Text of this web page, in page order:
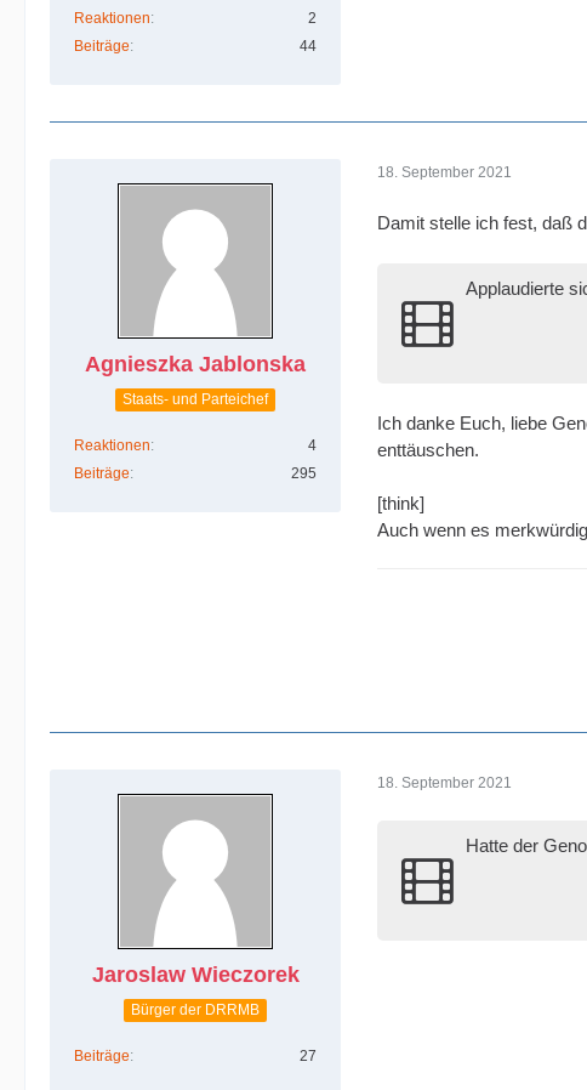
Reaktionen
2
Beiträge
44
Agnieszka Jablonska
Staats- und Parteichef
Reaktionen
4
Beiträge
295
18. September 2021
Damit stelle ich fest, daß
Applaudierte
Ich danke Euch, liebe
enttäuschen.
[think]
Auch wenn es
Jaroslaw Wieczorek
Bürger der DRRMB
Beiträge 27
18. September 2021
Hatte der